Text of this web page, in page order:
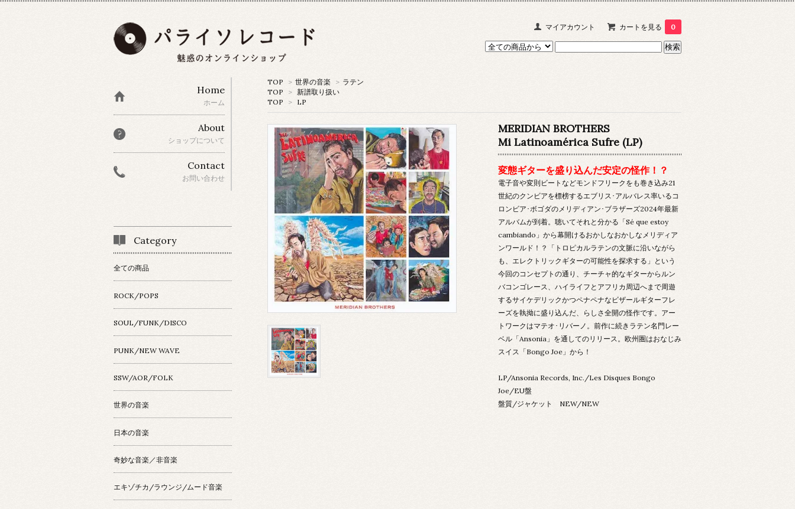
マイアカウント カートを見る 0
TOP > 世界の音楽 > ラテン
TOP
> 新譜取り扱い
TOP
> LP
MERIDIAN BROTHERS
Mi Latinoamérica Sufre (LP)
変態ギターを盛り込んだ安定の怪作！？
電子音や変則ビートなどモンドフリークをも巻き込み21
世紀のクンビアを標榜するエブリス･アルバレス率いるコ
ロンビア･ボゴダのメリディアン･ブラザーズ2024年最新
アルバムが到着。聴いてそれと分かる「Sé que estoy
cambiando」から幕開けるおかしなおかしなメリディア
ンワールド！？「トロピカルラテンの文脈に沿いながら
も、エレクトリックギターの可能性を探求する」という
今回のコンセプトの通り、チーチャ的なギターからルン
バコンゴレース、ハイライフとアフリカ周辺へまで周遊
するサイケデリックかつペナペナなビザールギターフレ
ーズを執拗に盛り込んだ、らしさ全開の怪作です。アー
トワークはマテオ･リバーノ。前作に続きラテン名門レー
ベル「Ansonia」を通してのリリース。欧州圏はおなじみ
スイス「Bongo Joe」から！
LP/Ansonia Records, Inc./Les Disques Bongo
Joe/EU盤
盤質/ジャケット NEW/NEW
Home
ホーム
About
ショップについて
Contact
お問い合わせ
Category
全ての商品
ROCK/POPS
SOUL/FUNK/DISCO
PUNK/NEW WAVE
SSW/AOR/FOLK
世界の音楽
日本の音楽
奇妙な音楽／非音楽
エキゾチカ/ラウンジ/ムード音楽